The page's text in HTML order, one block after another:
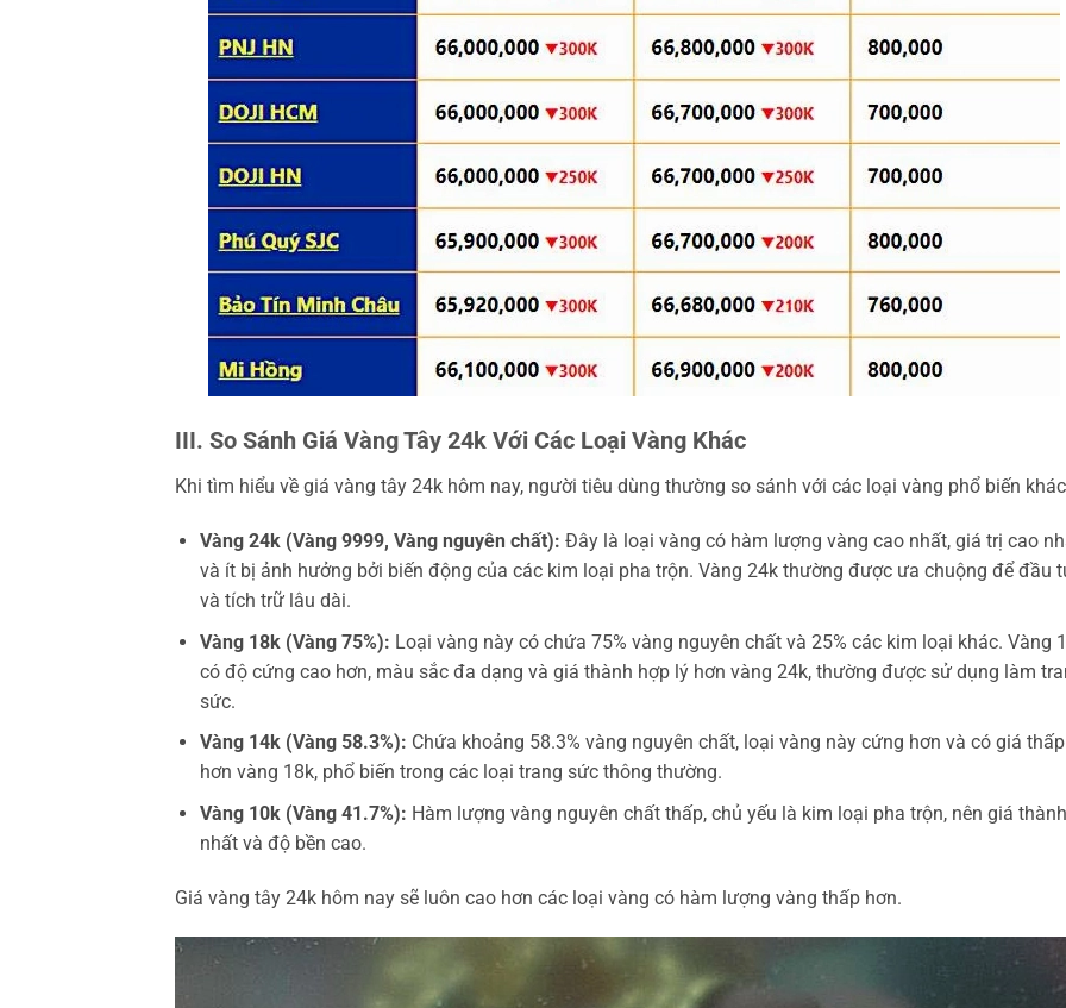
III. So Sánh Giá Vàng Tây 24k Với Các Loại Vàng Khác
Khi tìm hiểu về giá vàng tây 24k hôm nay, người tiêu dùng thường so sánh với các loại vàng phổ biến
Vàng 24k (Vàng 9999, Vàng nguyên chất): Đây là loại vàng có hàm lượng vàng cao nhất, giá trị cao
và ít bị ảnh hưởng bởi biến động của các kim loại pha trộn. Vàng 24k thường được ưa chuộng để đầu
và tích trữ lâu dài.
Vàng 18k (Vàng 75%): Loại vàng này có chứa 75% vàng nguyên chất và 25% các kim loại khác. Vàng
có độ cứng cao hơn, màu sắc đa dạng và giá thành hợp lý hơn vàng 24k, thường được sử dụng làm
sức.
Vàng 14k (Vàng 58.3%): Chứa khoảng 58.3% vàng nguyên chất, loại vàng này cứng hơn và có giá thấp
hơn vàng 18k, phổ biến trong các loại trang sức thông thường.
Vàng 10k (Vàng 41.7%): Hàm lượng vàng nguyên chất thấp, chủ yếu là kim loại pha trộn, nên giá
nhất và độ bền cao.
Giá vàng tây 24k hôm nay sẽ luôn cao hơn các loại vàng có hàm lượng vàng thấp hơn.